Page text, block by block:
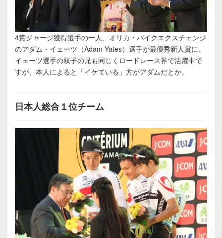
4賞ジャージ獲得選手の一人、オリカ・バイクエクスチェンジ
のアダム・イェーツ（Adam Yates）選手が最優秀新人賞に。
イェーツ選手の双子の兄も同じくロードレース界で活躍中で
すが、本人によると「イケている」方がアダムだとか。
日本人総合１位チーム